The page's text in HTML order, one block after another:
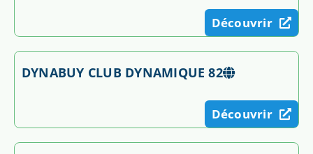
Découvrir
DYNABUY CLUB DYNAMIQUE 82
Découvrir